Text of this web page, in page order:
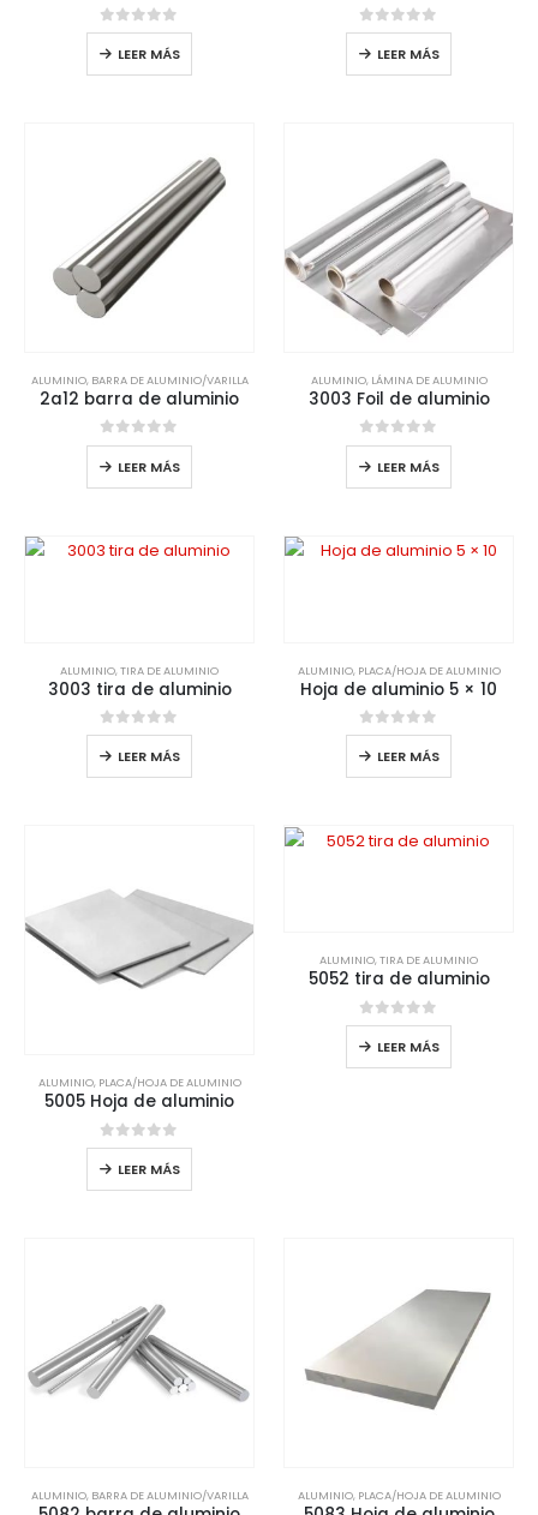
0de 5
LEER MÁS
0de 5
LEER MÁS
ALUMINIO, BARRA DE ALUMINIO/VARILLA
2a12 barra de aluminio
0de 5
LEER MÁS
ALUMINIO, LÁMINA DE ALUMINIO
3003 Foil de aluminio
0de 5
LEER MÁS
ALUMINIO,TIRA DE ALUMINIO
3003 tira de aluminio
0de 5
LEER MÁS
ALUMINIO, PLACA/HOJA DE ALUMINIO
Hoja de aluminio 5 × 10
0de 5
LEER MÁS
ALUMINIO, PLACA/HOJA DE ALUMINIO
5005 Hoja de aluminio
0de 5
LEER MÁS
ALUMINIO,TIRA DE ALUMINIO
5052 tira de aluminio
0de 5
LEER MÁS
ALUMINIO, BARRA DE ALUMINIO/VARILLA ALUMINIO, PLACA/HOJA DE ALUMINIO